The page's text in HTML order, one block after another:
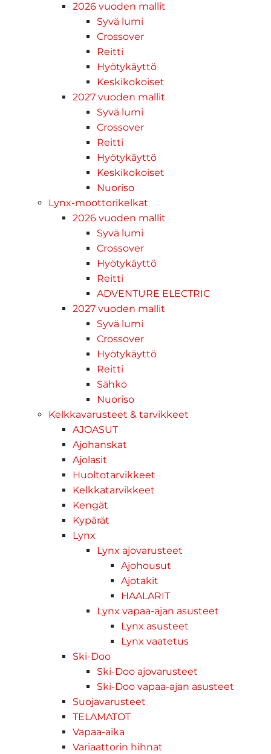
2026 vuoden mallit
Syvä lumi
Crossover
Reitti
Hyötykäyttö
Keskikokoiset
2027 vuoden mallit
Syvä lumi
Crossover
Reitti
Hyötykäyttö
Keskikokoiset
Nuoriso
Lynx-moottorikelkat
2026 vuoden mallit
Syvä lumi
Crossover
Hyötykäyttö
Reitti
ADVENTURE ELECTRIC
2027 vuoden mallit
Syvä lumi
Crossover
Hyötykäyttö
Reitti
Sähkö
Nuoriso
Kelkkavarusteet & tarvikkeet
AJOASUT
Ajohanskat
Ajolasit
Huoltotarvikkeet
Kelkkatarvikkeet
Kengät
Kypärät
Lynx
Lynx ajovarusteet
Ajohousut
Ajotakit
HAALARIT
Lynx vapaa-ajan asusteet
Lynx asusteet
Lynx vaatetus
Ski-Doo
Ski-Doo ajovarusteet
Ski-Doo vapaa-ajan asusteet
Suojavarusteet
TELAMATOT
Vapaa-aika
Variaattorin hihnat